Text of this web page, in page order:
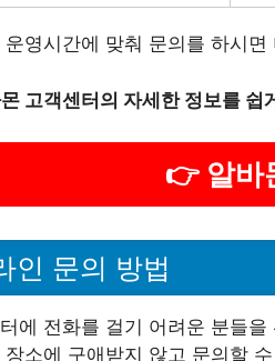
운영시간에 맞춰 문의를 하시
고객센터의 자세한 정보를 쉽
👉 알바
인 문의 방법
에 전화를 걸기 어려운 분들
장소에 구애받지 않고 문의할